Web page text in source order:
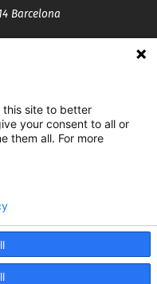
Barcelona
this site to better
your consent to all or
them all. For more